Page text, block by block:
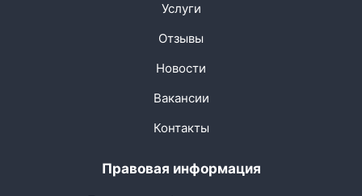
Услуги
Отзывы
Новости
Вакансии
Контакты
Правовая информация